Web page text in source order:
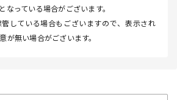
なっている場合がございます。
している場合もございますので、表示され
が無い場合がございます。